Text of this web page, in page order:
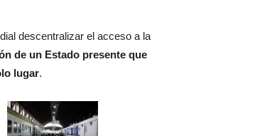
descentralizar el acceso a la
de un Estado presente que
lugar.